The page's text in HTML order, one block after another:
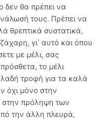
δεν θα πρέπει να
τους. Πρέπει να
θρεπτικά συστατικά,
γι΄ αυτό και όπου
με μέλι, σας
το μέλι
τροφή για τα καλά
όχι μόνο στην
στην πρόληψη των
την άλλη πλευρά,